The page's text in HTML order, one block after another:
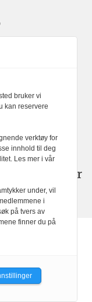
Her
bruker vi
kan reservere
verktøy for
innhold til deg
Les mer i vår
under, vil
i
på tvers av
finner du på